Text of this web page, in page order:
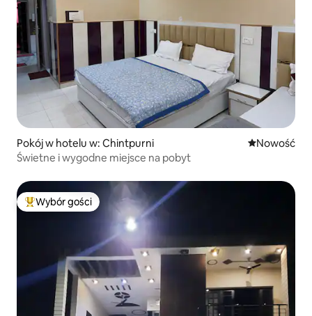
Pokój w hotelu w: Chintpurni Nowe
Nowość
Świetne i wygodne miejsce na pobyt
Najpopularniejsze z kategorii Wybór gości
Wybór gości